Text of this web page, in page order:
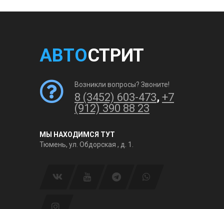
АВТОСТРИТ
Возникли вопросы? Звоните!
8 (3452) 603-473, +7
(912) 390 88 23
МЫ НАХОДИМСЯ ТУТ
Тюмень, ул. Обдорская , д. 1.